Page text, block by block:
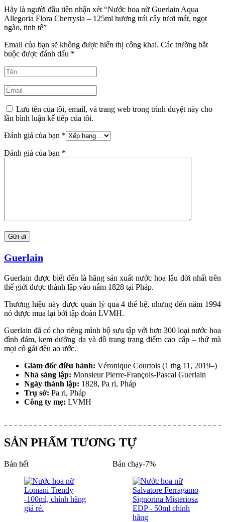
Hãy là người đầu tiên nhận xét “Nước hoa nữ Guerlain Aqua
Allegoria Flora Cherrysia – 125ml hương trái cây tươi mát, ngọt
ngào, tinh tế”
Email của bạn sẽ không được hiển thị công khai. Các trường bắt
buộc được đánh dấu *
Lưu tên của tôi, email, và trang web trong trình duyệt này cho
lần bình luận kế tiếp của tôi.
Đánh giá của bạn *
Đánh giá của bạn *
Guerlain
Guerlain được biết đến là hãng sản xuất nước hoa lâu đời nhất trên
thế giới được thành lập vào nắm 1828 tại Pháp.
Thương hiệu này được quản lý qua 4 thế hệ, nhưng đến năm 1994
nó được mua lại bởi tập đoàn LVMH.
Guerlain đã có cho riêng mình bộ sưu tập với hơn 300 loại nước hoa
đình đám, kem dưỡng da và đồ trang trang điểm cao cấp – thứ mà
mọi cô gái đều ao ước.
Giám đốc điều hành: Véronique Courtois (1 thg 11, 2019–)
Nhà sáng lập: Monsieur Pierre-François-Pascal Guerlain
Ngày thành lập: 1828, Pa ri, Pháp
Trụ sở: Pa ri, Pháp
Công ty mẹ: LVMH
SẢN PHẨM TƯƠNG TỰ
Bán hết Bán chạy-7%